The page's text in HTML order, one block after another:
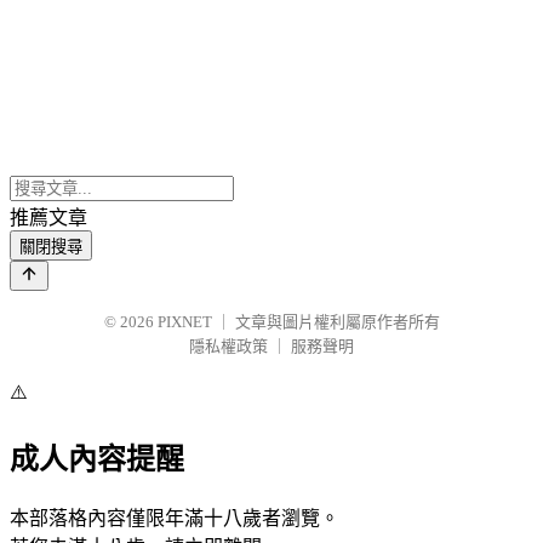
推薦文章
關閉搜尋
© 2026 PIXNET
文章與圖片權利屬原作者所有
隱私權政策
服務聲明
⚠️
成人內容提醒
本部落格內容僅限年滿十八歲者瀏覽。